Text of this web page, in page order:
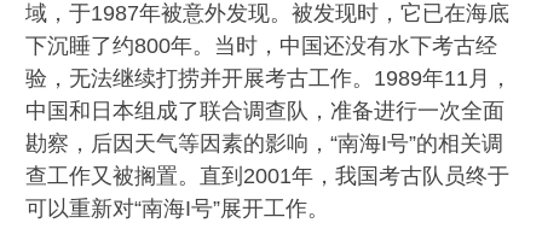
域，于1987年被意外发现。被发现时，它已在海底
下沉睡了约800年。当时，中国还没有水下考古经
验，无法继续打捞并开展考古工作。1989年11月，
中国和日本组成了联合调查队，准备进行一次全面
勘察，后因天气等因素的影响，“南海I号”的相关调
查工作又被搁置。直到2001年，我国考古队员终于
可以重新对“南海I号”展开工作。